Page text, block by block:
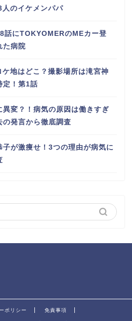
のイケメンパパ
8話にTOKYOMERのMEカー登
た病院
ケ地はどこ？撮影場所は滝宮神
定！第1話
異変？！病気の原因は働きすぎ
の発言から徹底調査
子が激痩せ！3つの理由が病気に
ポリシー 免責事項